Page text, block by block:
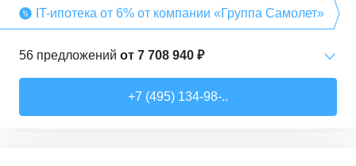
IT-ипотека от 6% от компании «Группа Самолет»
56 предложений от 7 708 940 ₽
+7 (495) 134-98-..